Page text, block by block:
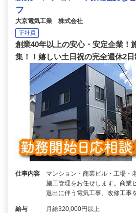
フ
大京電気工業 株式会社
正社員
創業40年以上の安心・安定企業！
集！！嬉しい土日祝の完全週休2日
仕事内容
マンション・商業ビル・工場・
施工管理をお任せします。商業
退出に伴う電気工事、改修工事
給与 月給320,000円以上